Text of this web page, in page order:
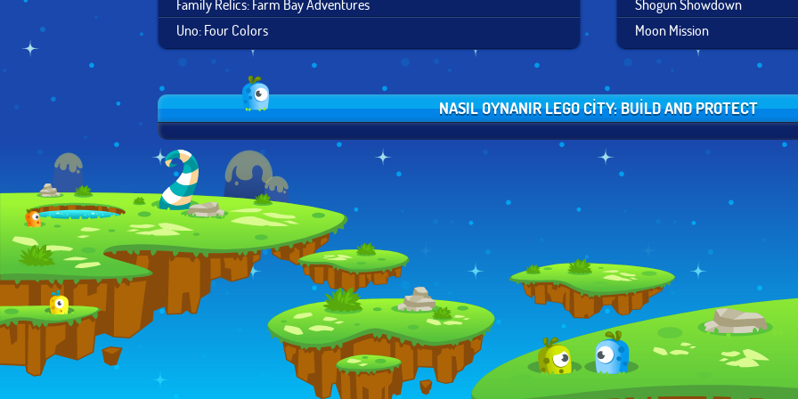
Family Relics: Farm Bay Adventures
Uno: Four Colors
Shogun Showdown
Moon Mission
NASIL OYNANIR LEGO CITY: BUILD AND PROTECT